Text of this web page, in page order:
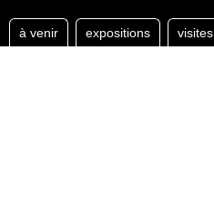
à venir expositions visites